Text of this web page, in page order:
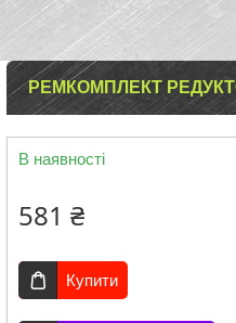
РЕМКОМПЛЕКТ
В наявності
581 ₴
Купити